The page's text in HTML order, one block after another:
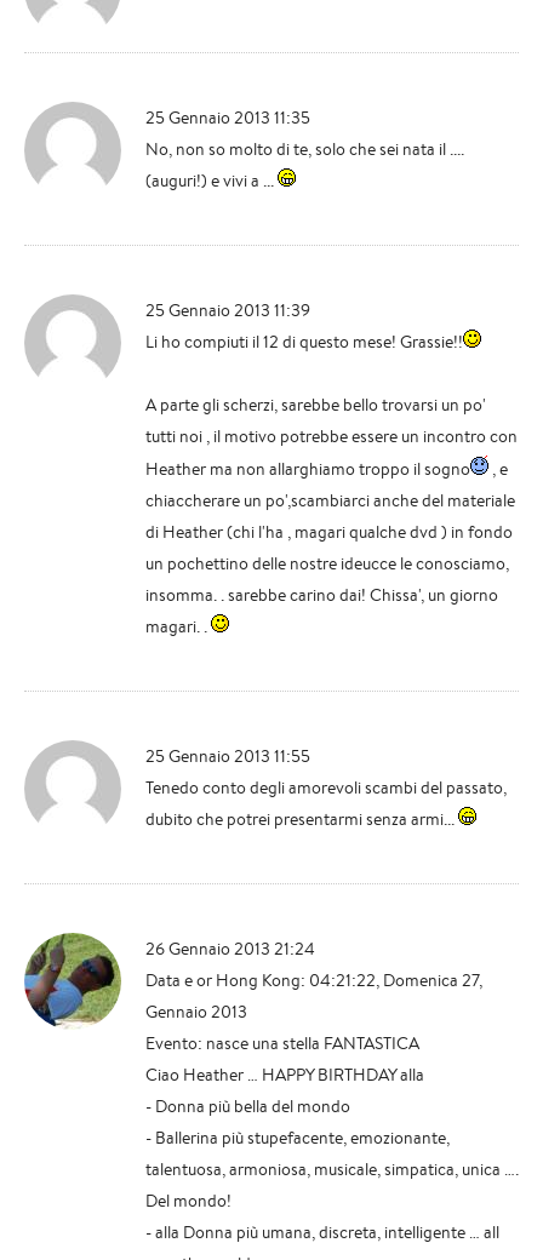
25 Gennaio 2013 11:35
No, non so molto di te, solo che sei nata il ....
(auguri!) e vivi a ...
25 Gennaio 2013 11:39
Li ho compiuti il 12 di questo mese! Grassie!!
A parte gli scherzi, sarebbe bello trovarsi un po'
tutti noi , il motivo potrebbe essere un incontro con
Heather ma non allarghiamo troppo il sogno
, e
chiaccherare un po',scambiarci anche del materiale
di Heather (chi l'ha , magari qualche dvd ) in fondo
un pochettino delle nostre ideucce le conosciamo,
insomma. . sarebbe carino dai! Chissa', un giorno
magari. .
25 Gennaio 2013 11:55
Tenedo conto degli amorevoli scambi del passato,
dubito che potrei presentarmi senza armi...
26 Gennaio 2013 21:24
Data e or Hong Kong: 04:21:22, Domenica 27,
Gennaio 2013
Evento: nasce una stella FANTASTICA
Ciao Heather … HAPPY BIRTHDAY alla
- Donna più bella del mondo
- Ballerina più stupefacente, emozionante,
talentuosa, armoniosa, musicale, simpatica, unica ….
Del mondo!
- alla Donna più umana, discreta, intelligente … all